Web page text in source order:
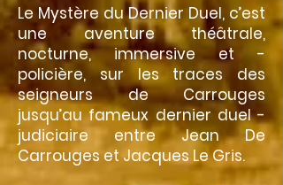
Le Mystère du Dernier Duel, c’est
une aventure théâtrale,
nocturne, ­immersive et ­
policière, sur les traces des
seigneurs de Carrouges
jusqu’au fameux dernier duel ­
judiciaire entre Jean De
Carrouges et Jacques Le Gris.